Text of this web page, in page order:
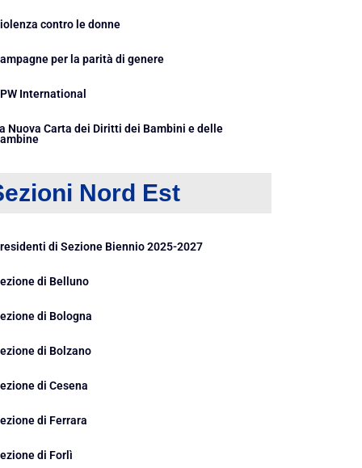
contro le donne
per la parità di genere
International
Nuova Carta dei Diritti dei Bambini e delle
Nord Est
di Sezione Biennio 2025-2027
di Belluno
di Bologna
di Bolzano
di Cesena
di Ferrara
di Forlì